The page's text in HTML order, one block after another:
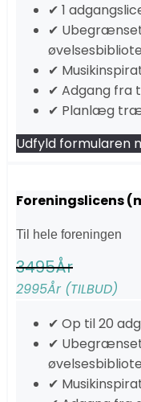
✔ 1
✔
✔
✔ Adgang fra
✔ Planlæg
Udfyld formularen
Foreningslicens
Til hele foreningen
3495År
2995År (TILBUD)
✔ Op til 20
✔
✔